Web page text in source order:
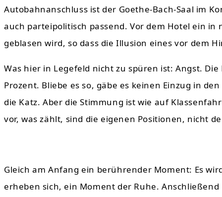
Autobahnanschluss ist der Goethe-Bach-Saal im
auch parteipolitisch passend. Vor dem Hotel ein
geblasen wird, so dass die Illusion eines vor dem
Was hier in Legefeld nicht zu spüren ist: Angst.
Prozent. Bliebe es so, gäbe es keinen Einzug in
die Katz. Aber die Stimmung ist wie auf
vor, was zählt, sind die eigenen Positionen, nicht
Gleich am Anfang ein berührender Moment: Es
erheben sich, ein Moment der Ruhe.